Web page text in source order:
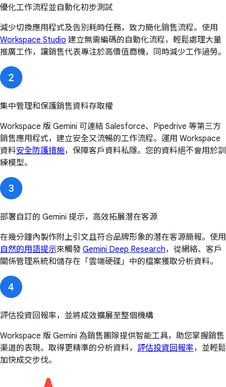
優化工作流程並自動化初步測試
減少切換應用程式及告別耗時任務，致力簡化銷售流程。使用
Workspace Studio 建立無需編碼的自動化流程，輕鬆處理大量
推廣工作，讓銷售代表專注於高價值商機，同時減少工作過勞。
集中管理和保護銷售資料存取權
Workspace 版 Gemini 可連結 Salesforce、Pipedrive 等第三方
銷售應用程式，建立安全又流暢的工作流程。運用 Workspace
資料安全防護措施，保障客戶資料私隱。您的資料絕不會用於訓
練模型。
部署自訂的 Gemini 提示，高效拓展潛在客源
在幾分鐘內製作附上引文且符合品牌形象的潛在客源簡報。使用
自然的用語提示來觸發 Gemini Deep Research，從網絡、客戶
關係管理系統和儲存在「雲端硬碟」中的檔案獲取分析資料。
評估投資回報率，並將成效擴展至整個機構
Workspace 版 Gemini 為銷售團隊提供智能工具，助您掌握銷售
渠道的表現。取得更精準的分析資料， 評估投資回報率，並輕鬆
加快成交步伐。